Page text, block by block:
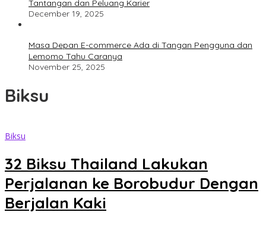
Tantangan dan Peluang Karier
December 19, 2025
Masa Depan E-commerce Ada di Tangan Pengguna dan
Lemomo Tahu Caranya
November 25, 2025
Biksu
Biksu
32 Biksu Thailand Lakukan
Perjalanan ke Borobudur Dengan
Berjalan Kaki